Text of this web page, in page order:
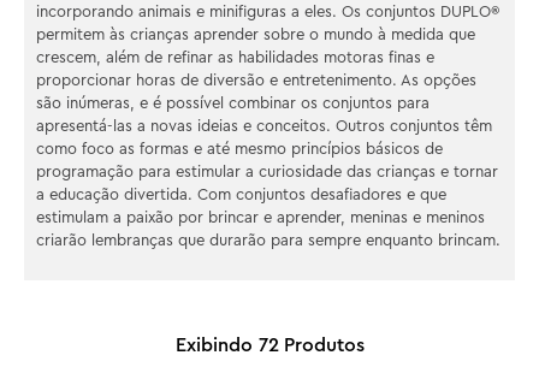
incorporando animais e minifiguras a eles. Os conjuntos DUPLO®
permitem às crianças aprender sobre o mundo à medida que
crescem, além de refinar as habilidades motoras finas e
proporcionar horas de diversão e entretenimento. As opções
são inúmeras, e é possível combinar os conjuntos para
apresentá-las a novas ideias e conceitos. Outros conjuntos têm
como foco as formas e até mesmo princípios básicos de
programação para estimular a curiosidade das crianças e tornar
a educação divertida. Com conjuntos desafiadores e que
estimulam a paixão por brincar e aprender, meninas e meninos
criarão lembranças que durarão para sempre enquanto brincam.
72 Produtos